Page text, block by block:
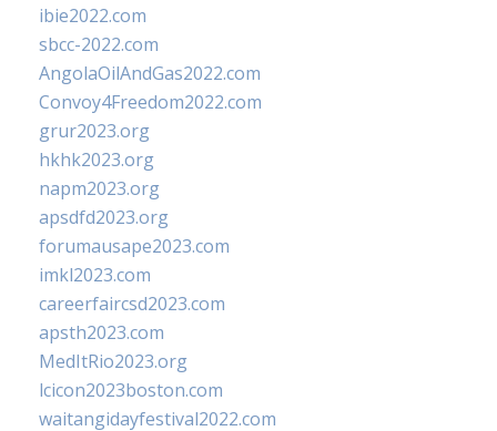
ibie2022.com
sbcc-2022.com
AngolaOilAndGas2022.com
Convoy4Freedom2022.com
grur2023.org
hkhk2023.org
napm2023.org
apsdfd2023.org
forumausape2023.com
imkl2023.com
careerfaircsd2023.com
apsth2023.com
MedItRio2023.org
lcicon2023boston.com
waitangidayfestival2022.com